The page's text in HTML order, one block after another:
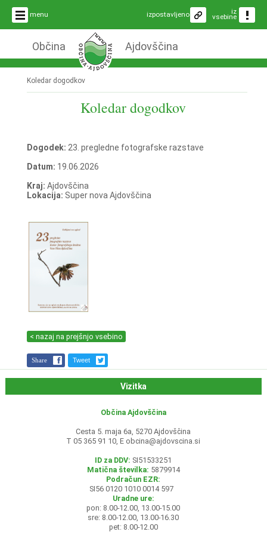
menu iz
vsebine
izpostavljeno
Občina Ajdovščina
Koledar dogodkov
Koledar dogodkov
Dogodek: 23. pregledne fotografske razstave
Datum: 19.06.2026
Kraj: Ajdovščina
Lokacija: Super nova Ajdovščina
< nazaj na prejšnjo vsebino
Share Tweet
Vizitka
Občina Ajdovščina
Cesta 5. maja 6a, 5270 Ajdovščina
T 05 365 91 10, E obcina@ajdovscina.si
ID za DDV: SI51533251
Matična številka: 5879914
Podračun EZR:
SI56 0120 1010 0014 597
Uradne ure:
pon: 8.00-12.00, 13.00-15.00
sre: 8.00-12.00, 13.00-16.30
pet: 8.00-12.00